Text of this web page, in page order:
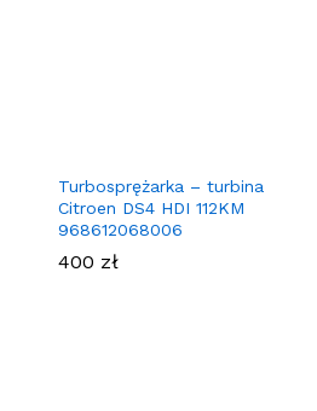
Turbosprężarka – turbina
Citroen DS4 HDI 112KM
968612068006
400 zł